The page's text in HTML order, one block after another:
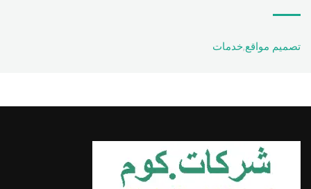
تصميم مواقع,خدمات